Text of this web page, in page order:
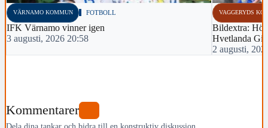
VÄRNAMO KOMMUN FOTBOLL
IFK Värnamo vinner igen
3 augusti, 2026 20:58
VAGGERYDS
Bildextra:
Hvetlanda Gif
2 augusti,
Kommentarer
Dela dina tankar och bidra till en konstruktiv diskussion.